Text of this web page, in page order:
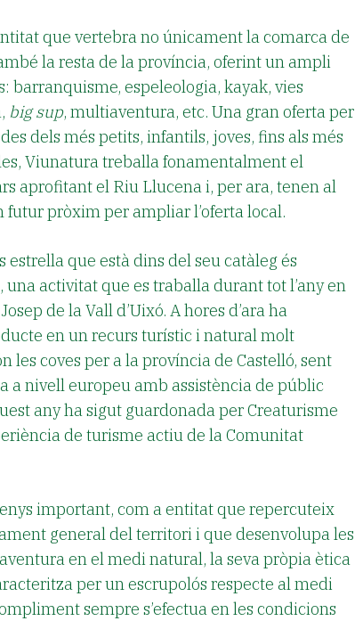
que vertebra no únicament la comarca de
la resta de la província, oferint un ampli
barranquisme, espeleologia, kayak, vies
big sup, multiaventura, etc. Una gran oferta per
dels més petits, infantils, joves, fins als més
Viunatura treballa fonamentalment el
aprofitant el Riu Llucena i, per ara, tenen al
futur pròxim per ampliar l’oferta local.
estrella que està dins del seu catàleg és
, una activitat que es traballa durant tot l’any en
de la Vall d’Uixó. A hores d’ara ha
en un recurs turístic i natural molt
les coves per a la província de Castelló, sent
a nivell europeu amb assistència de públic
any ha sigut guardonada per Creaturisme
de turisme actiu de la Comunitat
important, com a entitat que repercuteix
general del territori i que desenvolupa les
en el medi natural, la seva pròpia ètica
per un escrupolós respecte al medi
sempre s’efectua en les condicions